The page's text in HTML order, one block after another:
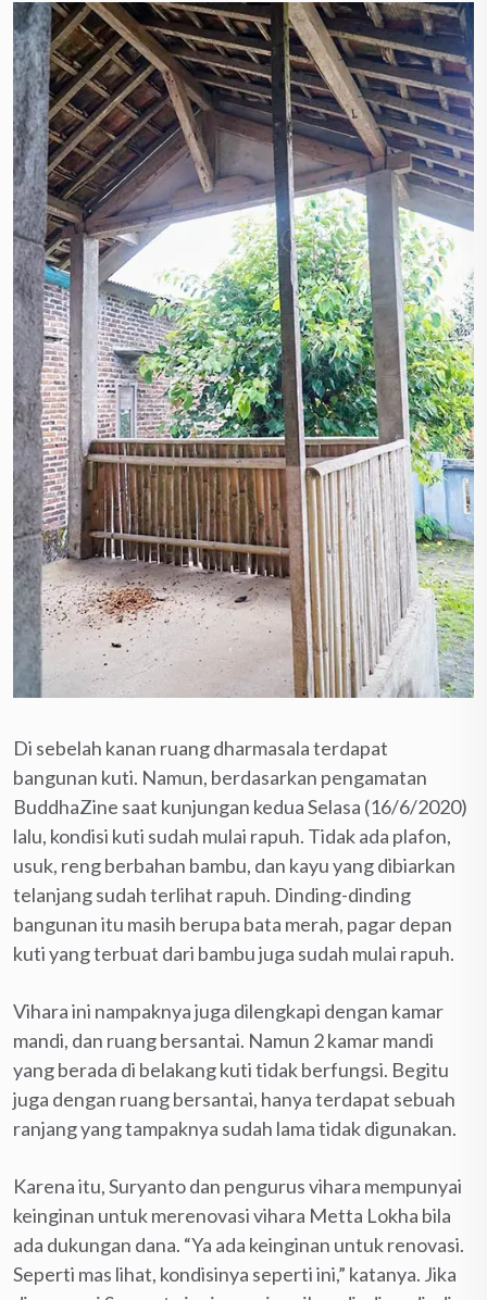
Di sebelah kanan ruang dharmasala terdapat
bangunan kuti. Namun, berdasarkan pengamatan
BuddhaZine saat kunjungan kedua Selasa (16/6/2020)
lalu, kondisi kuti sudah mulai rapuh. Tidak ada plafon,
usuk, reng berbahan bambu, dan kayu yang dibiarkan
telanjang sudah terlihat rapuh. Dinding-dinding
bangunan itu masih berupa bata merah, pagar depan
kuti yang terbuat dari bambu juga sudah mulai rapuh.
Vihara ini nampaknya juga dilengkapi dengan kamar
mandi, dan ruang bersantai. Namun 2 kamar mandi
yang berada di belakang kuti tidak berfungsi. Begitu
juga dengan ruang bersantai, hanya terdapat sebuah
ranjang yang tampaknya sudah lama tidak digunakan.
Karena itu, Suryanto dan pengurus vihara mempunyai
keinginan untuk merenovasi vihara Metta Lokha bila
ada dukungan dana. “Ya ada keinginan untuk renovasi.
Seperti mas lihat, kondisinya seperti ini,” katanya. Jika